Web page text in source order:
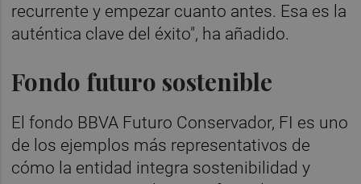
recurrente y empezar cuanto antes. Esa es la
auténtica clave del éxito", ha añadido.
Fondo futuro sostenible
El fondo BBVA Futuro Conservador, FI es uno
de los ejemplos más representativos de
cómo la entidad integra sostenibilidad y